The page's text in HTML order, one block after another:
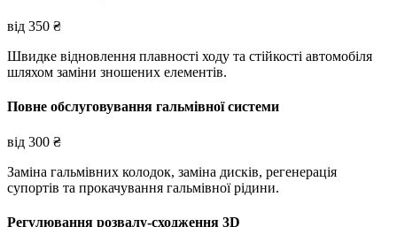
від 350 ₴
Швидке відновлення плавності ходу та стійкості автомобіля
шляхом заміни зношених елементів.
Повне обслуговування гальмівної системи
від 300 ₴
Заміна гальмівних колодок, заміна дисків, регенерація
супортів та прокачування гальмівної рідини.
Регулювання розвалу-сходження 3D